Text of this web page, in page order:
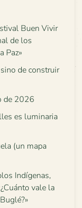
Buen Vivir
de los
Paz»
de construir
de 2026
es luminaria
(un mapa
Indígenas,
vale la